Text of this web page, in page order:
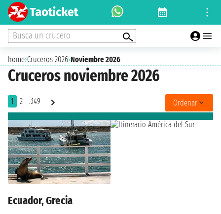
Busca un crucero
home›Cruceros 2026›Noviembre 2026
Cruceros noviembre 2026
1 2 ..149 Ordenar
Ecuador, Grecia